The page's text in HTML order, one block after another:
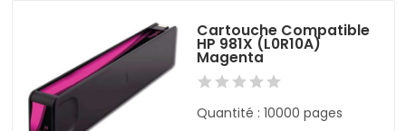
Cartouche Compatible
HP 981X (L0R10A)
Magenta
Quantité : 10000 pages